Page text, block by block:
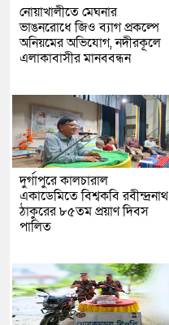
নোয়াখালীতে মেঘনার
ভাঙনরোধে জিও ব্যাগ প্রকল্পে
অনিয়মের অভিযোগ, নদীরকূলে
এলাকাবাসীর মানববন্ধন
দুর্গাপুরে কালচারাল
একাডেমিতে বিশ্বকবি রবীন্দ্রনাথ
ঠাকুরের ৮৫তম প্রয়াণ দিবস
পালিত